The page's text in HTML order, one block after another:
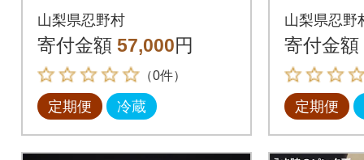
忍野のたまご‐コクの
赤玉‐30個入全6回
山梨県忍野村
寄付金額 57,000円
（0件）
定期便 冷蔵
忍野の
赤玉‐50
山梨県忍野
寄付金額
定期便